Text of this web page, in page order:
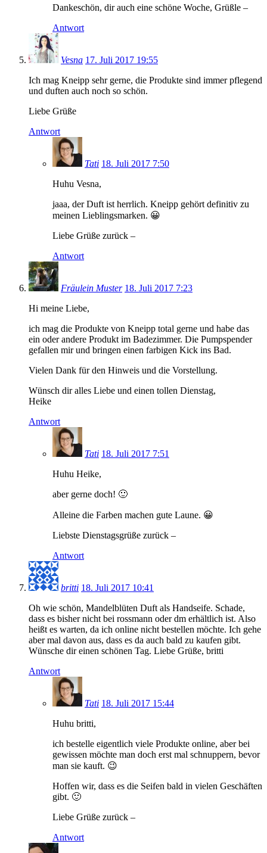
Dankeschön, dir auch eine schöne Woche, Grüßle –
Antwort
Vesna 17. Juli 2017 19:55
Ich mag Kneipp sehr gerne, die Produkte sind immer pflegend
und duften auch noch so schön.
Liebe Grüße
Antwort
Tati 18. Juli 2017 7:50
Huhu Vesna,
jaaa, der Duft ist herrlich. Kneipp gehört definitiv zu
meinen Lieblingsmarken. 😀
Liebe Grüße zurück –
Antwort
Fräulein Muster 18. Juli 2017 7:23
Hi meine Liebe,
ich mag die Produkte von Kneipp total gerne und habe das
ein oder andere Produkt im Badezimmer. Die Pumpspender
gefallen mir und bringen einen farbigen Kick ins Bad.
Vielen Dank für den Hinweis und die Vorstellung.
Wünsch dir alles Liebe und einen tollen Dienstag,
Heike
Antwort
Tati 18. Juli 2017 7:51
Huhu Heike,
aber gerne doch! 🙂
Alleine die Farben machen gute Laune. 😀
Liebste Dienstagsgrüße zurück –
Antwort
britti 18. Juli 2017 10:41
Oh wie schön, Mandelblüten Duft als Handseife. Schade,
dass es bisher nicht bei rossmann oder dm erhältlich ist. Also
heißt es warten, da ich online nicht bestellen möchte. Ich gehe
aber mal davon aus, dass es da auch bald zu kaufen gibt.
Wünsche dir einen schönen Tag. Liebe Grüße, britti
Antwort
Tati 18. Juli 2017 15:44
Huhu britti,
ich bestelle eigentlich viele Produkte online, aber bei
gewissen möchte man doch erst mal schnuppern, bevor
man sie kauft. 😉
Hoffen wir, dass es die Seifen bald in vielen Geschäften
gibt. 🙂
Liebe Grüße zurück –
Antwort